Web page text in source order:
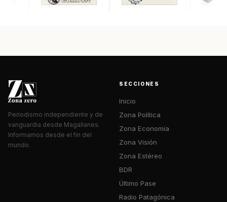
Periodismo independiente y de
vanguardia desde Magallanes.
Informamos desde el fin del
mundo.
SECCIONES
Inicio
Zona Política
Zona Economía
Zona Visión
Zona Estéreo
BDR
Último Pase
Radio Patagónica